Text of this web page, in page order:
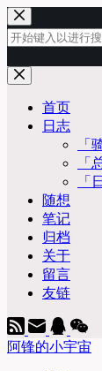
跳
至
内
容
无
首页
日志
「
「
「
随想
笔记
归档
关于
留言
友链
阿锋的小宇宙